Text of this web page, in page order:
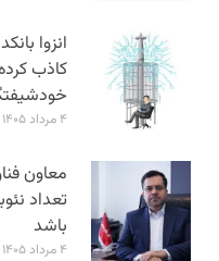
انزوا
کاذب
۴ مرداد ۱۴۰۵
معاون
تعداد
باشد
۴ مرداد ۱۴۰۵